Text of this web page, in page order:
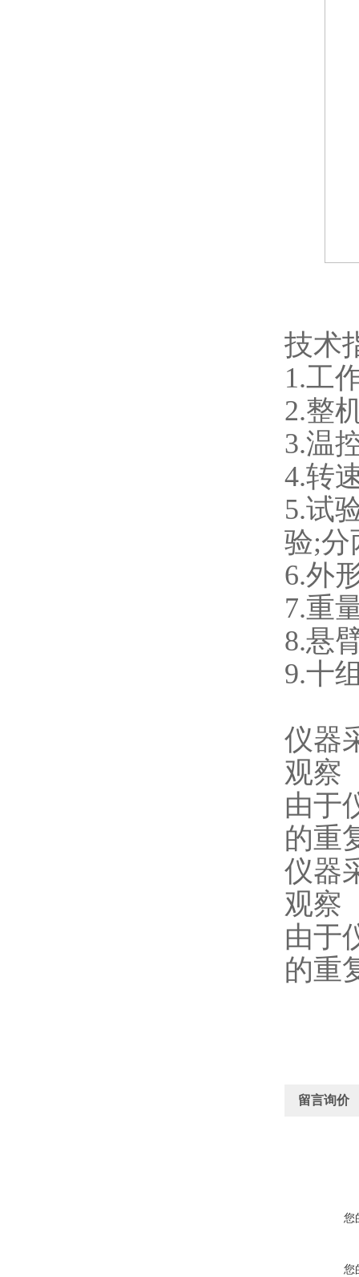
技术
1.工
2.整
3.温
4.转
5.试
验;分
6.外
7.重
8.悬
9.十
仪器
观察
由于
的重
仪器
观察
由于
的重
留言询价
您
您